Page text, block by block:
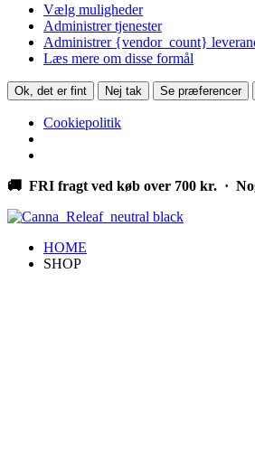
Vælg muligheder
Administrer tjenester
Administrer {vendor_count}
Læs mere om disse formål
Ok, det er fint Nej tak Se præferencer
Cookiepolitik
Videre
indhold
🚚 FRI fragt ved køb over 700 kr. ·
HOME
SHOP